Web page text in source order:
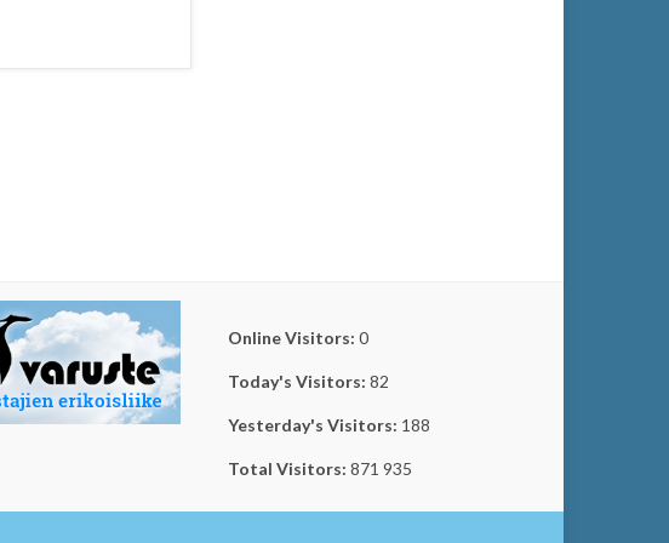
Online Visitors: 0
Today's Visitors: 82
Yesterday's Visitors: 188
Total Visitors: 871 935